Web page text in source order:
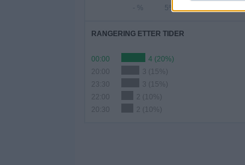
- % 5%
RANGERING ETTER TIDER
00:00
4 (20%)
20:00
3 (15%)
23:30
3 (15%)
22:00
2 (10%)
20:30
2 (10%)